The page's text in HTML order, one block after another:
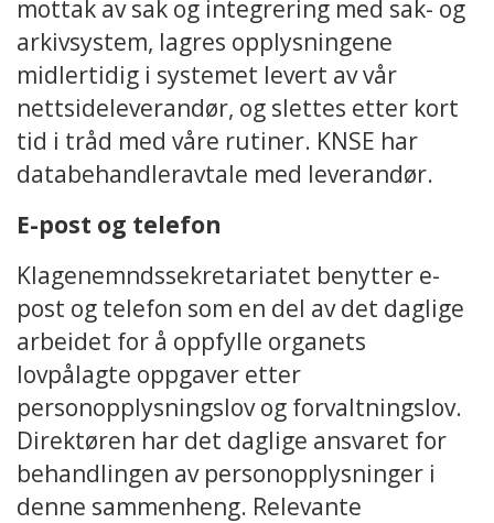
mottak av sak og integrering med sak- og
arkivsystem, lagres opplysningene
midlertidig i systemet levert av vår
nettsideleverandør, og slettes etter kort
tid i tråd med våre rutiner. KNSE har
databehandleravtale med leverandør.
E-post og telefon
Klagenemndssekretariatet benytter e-
post og telefon som en del av det daglige
arbeidet for å oppfylle organets
lovpålagte oppgaver etter
personopplysningslov og forvaltningslov.
Direktøren har det daglige ansvaret for
behandlingen av personopplysninger i
denne sammenheng. Relevante